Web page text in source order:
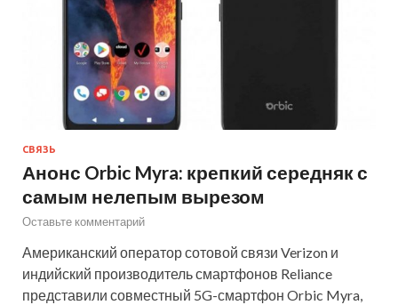
СВЯЗЬ
Анонс Orbic Myra: крепкий середняк с
самым нелепым вырезом
Оставьте комментарий
Американский оператор сотовой связи Verizon и
индийский производитель смартфонов Reliance
представили совместный 5G-смартфон Orbic Myra,